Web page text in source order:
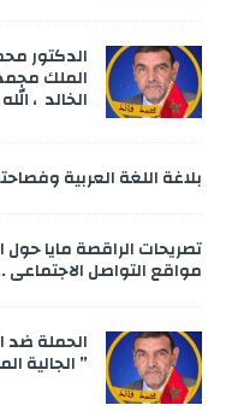
الدكتور
الملك
الخالد ،
بلاغة اللغة العربية
تصريحات الراقصة مايا
مواقع التواصل الاجتماعي
الحملة ضد
” الجالية